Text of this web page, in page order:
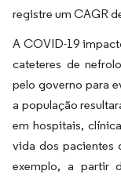
registre um CAGR
A COVID-19
cateteres de
pelo governo para
a população
em hospitais,
vida dos pacientes
exemplo, a partir